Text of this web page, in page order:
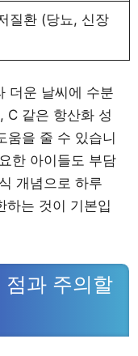
질환 (당뇨, 신장
더운 날씨에 수분
C 같은 항산화 성
움을 줄 수 있습니
한 아이들도 부담
개념으로 하루
하는 것이 기본입
점과 주의할